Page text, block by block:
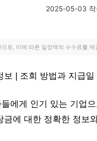
2025-05-03
로, 이에 따른 일정액의 수수료를 제
보 | 조회 방법과 지급
에게 인기 있는 기업
금에 대한 정확한 정보